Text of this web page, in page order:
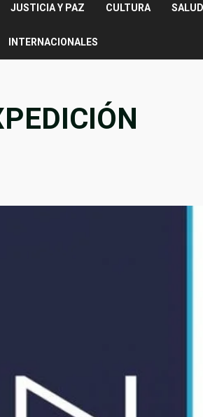
JUSTICIA Y PAZ CULTURA
INTERNACIONALES